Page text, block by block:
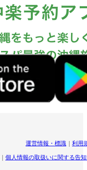
運営情報・標識 利用
個人情報の取扱いに関する告